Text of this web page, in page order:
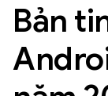
Bản